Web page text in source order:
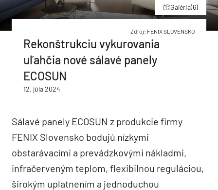
Galéria(6)
Zdroj: FENIX SLOVENSKO
Rekonštrukciu vykurovania
uľahčia nové sálavé panely
ECOSUN
12. júla 2024
Sálavé panely ECOSUN z produkcie firmy
FENIX Slovensko bodujú nízkymi
obstarávacími a prevádzkovými nákladmi,
infračerveným teplom, flexibilnou reguláciou,
širokým uplatnením a jednoduchou